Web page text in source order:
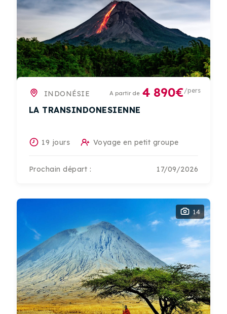
INDONÉSIE A partir de 4 890€/pers
LA TRANSINDONESIENNE
19 jours Voyage en petit groupe
Prochain départ : 17/09/2026
14